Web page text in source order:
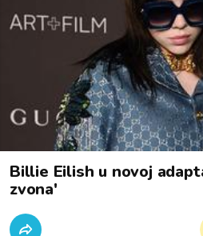
Billie Eilish u novoj
zvona'